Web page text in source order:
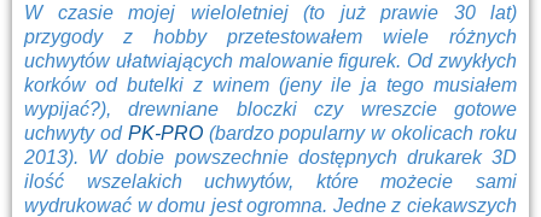
W czasie mojej wieloletniej (to już prawie 30 lat)
przygody z hobby przetestowałem wiele różnych
uchwytów ułatwiających malowanie figurek. Od zwykłych
korków od butelki z winem (jeny ile ja tego musiałem
wypijać?), drewniane bloczki czy wreszcie gotowe
uchwyty od PK-PRO(bardzo popularny w okolicach roku
2013). W dobie powszechnie dostępnych drukarek 3D
ilość wszelakich uchwytów, które możecie sami
wydrukować w domu jest ogromna. Jedne z ciekawszych